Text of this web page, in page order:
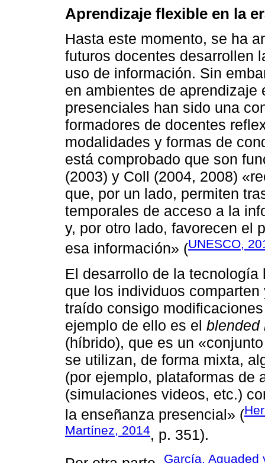
Aprendizaje flexible en la
Hasta este momento, se ha
futuros docentes desarrollen
uso de información. Sin
en ambientes de
presenciales han sido una
formadores de docentes
modalidades y formas de
está comprobado que son
(2003) y Coll (2004, 2008)
que, por un lado, permiten
temporales de acceso a la
y, por otro lado, favorecen el
esa información» (UNESCO,
El desarrollo de la
que los individuos
traído consigo
ejemplo de ello es el blended
(híbrido), que es un
se utilizan, de forma mixta,
(por ejemplo, plataformas de
(simulaciones videos, etc.)
la enseñanza presencial» (
Martínez, 2014, p. 351).
García, Aguaded